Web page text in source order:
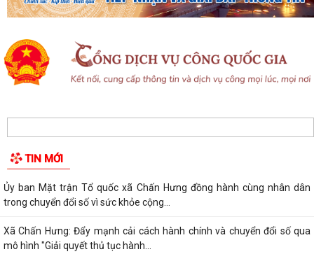
TIN MỚI
Ủy ban Mặt trận Tổ quốc xã Chấn Hưng đồng hành cùng nhân dân
trong chuyển đổi số vì sức khỏe cộng...
Xã Chấn Hưng: Đẩy mạnh cải cách hành chính và chuyển đổi số qua
mô hình "Giải quyết thủ tục hành...